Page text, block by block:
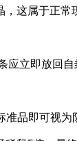
，这属于正常
应立即放回自
准品即可视为